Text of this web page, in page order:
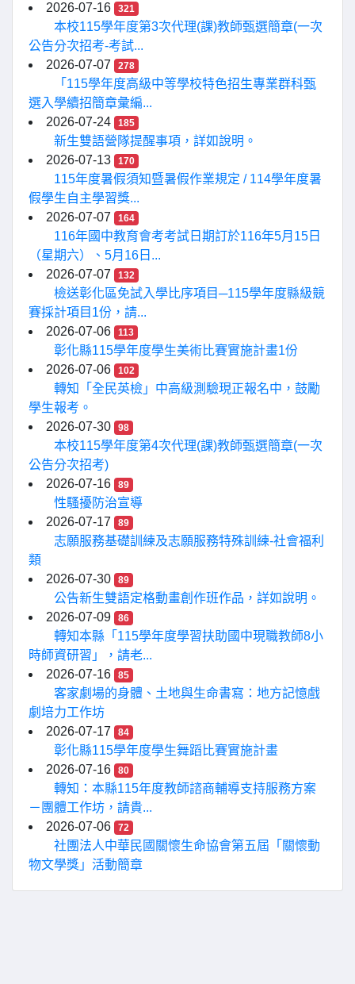
2026-07-16
321
本校115學年度第3次代理(課)教師甄選簡章(一次
公告分次招考-考試...
2026-07-07
278
「115學年度高級中等學校特色招生專業群科甄
選入學續招簡章彙編...
2026-07-24
185
新生雙語營隊提醒事項，詳如說明。
2026-07-13
170
115年度暑假須知暨暑假作業規定 / 114學年度暑
假學生自主學習獎...
2026-07-07
164
116年國中教育會考考試日期訂於116年5月15日
（星期六）、5月16日...
2026-07-07
132
檢送彰化區免試入學比序項目─115學年度縣級競
賽採計項目1份，請...
2026-07-06
113
彰化縣115學年度學生美術比賽實施計畫1份
2026-07-06
102
轉知「全民英檢」中高級測驗現正報名中，鼓勵
學生報考。
2026-07-30
98
本校115學年度第4次代理(課)教師甄選簡章(一次
公告分次招考)
2026-07-16
89
性騷擾防治宣導
2026-07-17
89
志願服務基礎訓練及志願服務特殊訓練-社會福利
類
2026-07-30
89
公告新生雙語定格動畫創作班作品，詳如說明。
2026-07-09
86
轉知本縣「115學年度學習扶助國中現職教師8小
時師資研習」，請老...
2026-07-16
85
客家劇場的身體、土地與生命書寫：地方記憶戲
劇培力工作坊
2026-07-17
84
彰化縣115學年度學生舞蹈比賽實施計畫
2026-07-16
80
轉知：本縣115年度教師諮商輔導支持服務方案
－團體工作坊，請貴...
2026-07-06
72
社團法人中華民國關懷生命協會第五屆「關懷動
物文學獎」活動簡章